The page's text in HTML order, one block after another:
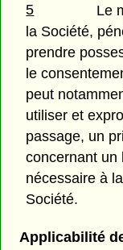
5
Le
la Société,
prendre
le
peut
utiliser et
passage, un
concernant un
nécessaire à
Société.
Applicabilité